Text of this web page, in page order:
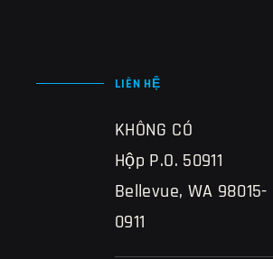
LIÊN HỆ
KHÔNG CÓ
Hộp P.O. 50911
Bellevue, WA 98015-
0911